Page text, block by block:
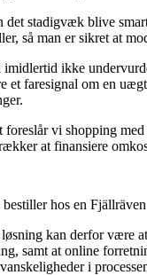
det stadigvæk blive
så man er sikret at
imidlertid ikke
et faresignal om en
foreslår vi shopping
at finansiere
hos en
kan derfor være
samt at online
i